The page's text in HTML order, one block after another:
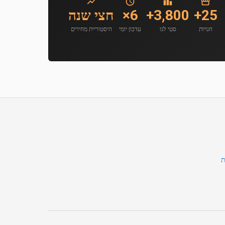
25+
חנויות
3,800+
סטי לגו
6×
עדכון יומי
חצי שנה
היסטוריית מחירים